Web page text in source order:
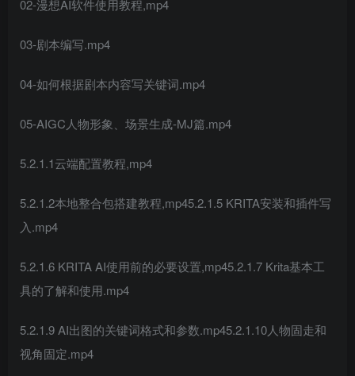
02-漫想AI软件使用教程,mp4
03-剧本编写.mp4
04-如何根据剧本内容写关键词.mp4
05-AIGC人物形象、场景生成-MJ篇.mp4
5.2.1.1云端配置教程,mp4
5.2.1.2本地整合包搭建教程,mp45.2.1.5 KRITA安装和插件写
入.mp4
5.2.1.6 KRITA AI使用前的必要设置,mp45.2.1.7 Krita基本工
具的了解和使用.mp4
5.2.1.9 AI出图的关键词格式和参数.mp45.2.1.10人物固走和
视角固定.mp4